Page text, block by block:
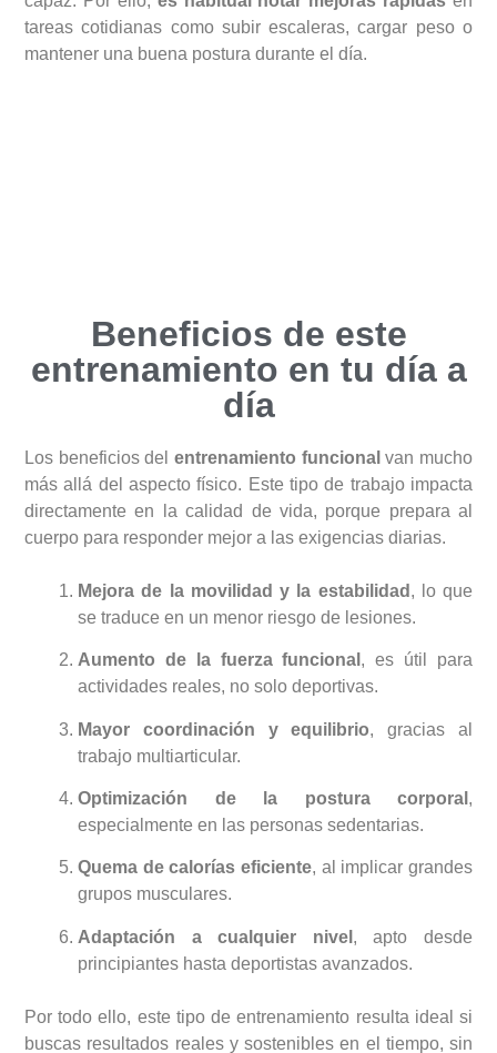
tareas cotidianas como subir escaleras, cargar peso o
mantener una buena postura durante el día.
Beneficios de este
entrenamiento en tu día a
día
Los beneficios del entrenamiento funcional van mucho
más allá del aspecto físico. Este tipo de trabajo impacta
directamente en la calidad de vida, porque prepara al
cuerpo para responder mejor a las exigencias diarias.
Mejora de la movilidad y la estabilidad , lo que
se traduce en un menor riesgo de lesiones.
Aumento de la fuerza funcional , es útil para
actividades reales, no solo deportivas.
Mayor coordinación y equilibrio, gracias al
trabajo multiarticular.
Optimización de la postura corporal ,
especialmente en las personas sedentarias.
Quema de calorías eficiente, al implicar grandes
grupos musculares.
Adaptación a cualquier nivel , apto desde
principiantes hasta deportistas avanzados.
Por todo ello, este tipo de entrenamiento resulta ideal si
buscas resultados reales y sostenibles en el tiempo, sin